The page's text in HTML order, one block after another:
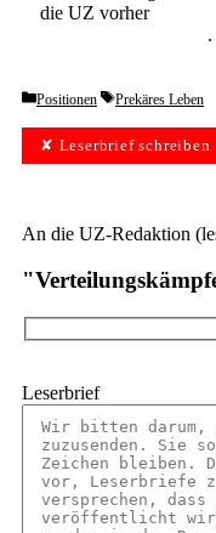
die UZ vorher
.
Categories
Positionen Tags
Prekäres Leben
✘ Leserbrief schreiben
An die UZ-Redaktion
Leserbrief